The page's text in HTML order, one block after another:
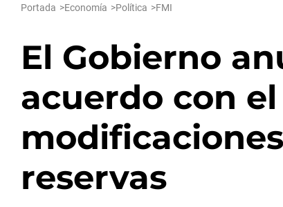
Portada >Economía >Política >FMI
El Gobierno
acuerdo con
reservas